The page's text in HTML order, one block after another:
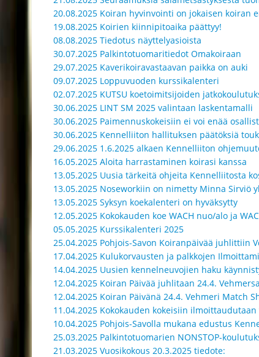
20.08.2025 Koiran hyvinvointi on jokaisen koiran
19.08.2025 Koirien kiinnipitoaika päättyy!
08.08.2025 Tiedotus näyttelyasioista
30.07.2025 Palkintotuomaritiedot Omakoiraan
29.07.2025 Kaverikoiravastaavan paikka on auki
09.07.2025 Loppuvuoden kurssikalenteri
02.07.2025 KUTSU koetoimitsijoiden
30.06.2025 LINT SM 2025 valintaan laskentamalli
30.06.2025 Paimennuskokeisiin ei voi enää
30.06.2025 Kennelliiton hallituksen päätöksiä
29.06.2025 1.6.2025 alkaen Kennelliiton
16.05.2025 Aloita harrastaminen koirasi kanssa
13.05.2025 Uusia tärkeitä ohjeita Kennelliitosta
13.05.2025 Noseworkiin on nimetty Minna Sirviö
13.05.2025 Syksyn koekalenteri on hyväksytty
12.05.2025 Kokokauden koe WACH nuo/alo ja
05.05.2025 Kurssikalenteri 2025
25.04.2025 Pohjois-Savon Koiranpäivää juhlittiin
17.04.2025 Kulukorvausten ja palkkojen
14.04.2025 Uusien kennelneuvojien haku
12.04.2025 Koiran Päivää juhlitaan 24.4.
12.04.2025 Koiran Päivänä 24.4. Vehmeri Match
11.04.2025 Kokokauden kokeisiin
10.04.2025 Pohjois-Savolla mukana edustus
25.03.2025 Palkintotuomarien NONSTOP-
21.03.2025 Vuosikokous 20.3.2025 tiedote: